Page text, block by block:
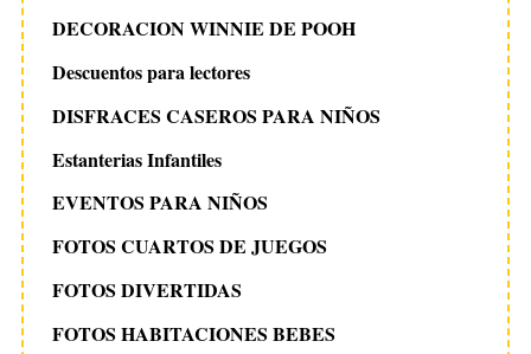
DECORACION WINNIE DE POOH
Descuentos para lectores
DISFRACES CASEROS PARA NIÑOS
Estanterias Infantiles
EVENTOS PARA NIÑOS
FOTOS CUARTOS DE JUEGOS
FOTOS DIVERTIDAS
FOTOS HABITACIONES BEBES